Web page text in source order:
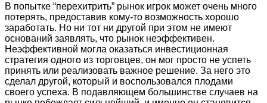
В попытке “перехитрить” рынок игрок может очень много
потерять, предоставив кому-то возможность хорошо
заработать. Но ни тот ни другой при этом не имеют
оснований заявлять, что рынок неэффективен.
Неэффективной могла оказаться инвестиционная
стратегия одного из торговцев, он мог просто не успеть
принять или реализовать важное решение. За него это
сделал другой, который и воспользовался плодами
своего успеха. В подавляющем большинстве случаев на